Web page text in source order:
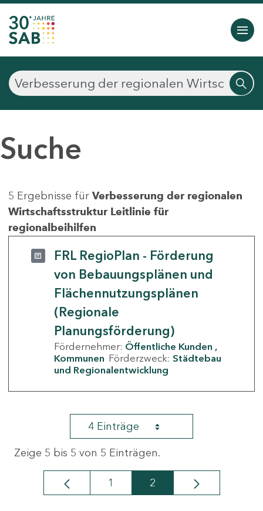
Suche
5 Ergebnisse für Verbesserung der regionalen
Wirtschaftsstruktur Leitlinie für
regionalbeihilfen
FRL RegioPlan - Förderung
von Bebauungsplänen und
Flächennutzungsplänen
(Regionale
Planungsförderung)
Fördernehmer: Öffentliche Kunden
Kommunen Förderzweck: Städtebau
und Regionalentwicklung
4 Einträge
Zeige 5 bis 5 von 5 Einträgen.
Seite
1 Seite
2